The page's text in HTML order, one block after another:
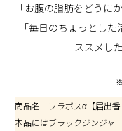
「お腹の脂肪をどうに
「毎日のちょっとし
ススメし
商品名 フラボスα【届出番
本品にはブラックジンジャー